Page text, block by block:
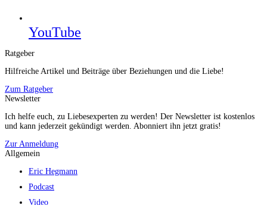
YouTube
Ratgeber
Hilfreiche Artikel und Beiträge über Beziehungen und die Liebe!
Zum Ratgeber
Newsletter
Ich helfe euch, zu Liebesexperten zu werden! Der Newsletter ist kostenlos
und kann jederzeit gekündigt werden. Abonniert ihn jetzt gratis!
Zur Anmeldung
Allgemein
Eric Hegmann
Podcast
Video